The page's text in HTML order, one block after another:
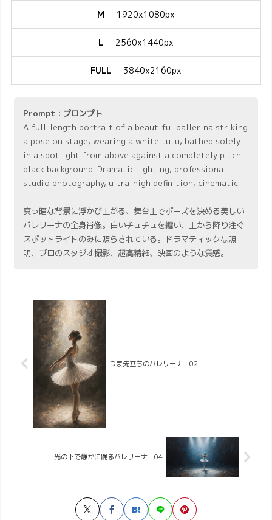
M 1920x1080px
L 2560x1440px
FULL 3840x2160px
Prompt : プロンプト
A full-length portrait of a beautiful ballerina striking
a pose on stage, wearing a white tutu, bathed solely
in a spotlight from above against a completely pitch-
black background. Dramatic lighting, professional
studio photography, ultra-high definition, cinematic.
—
真っ暗な背景に浮かび上がる、舞台上でポーズを決める美しい
バレリーナの全身肖像。白いチュチュを纏い、上から降り注ぐ
スポットライトのみに照らされている。ドラマティックな照
明、プロのスタジオ撮影、超高精細、映画のような質感。
つま先立ちのバレリーナ 02
光の下で静かに踊るバレリーナ 04